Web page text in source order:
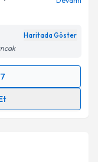
Aydınlatma
belirtilen
Haritada Göster